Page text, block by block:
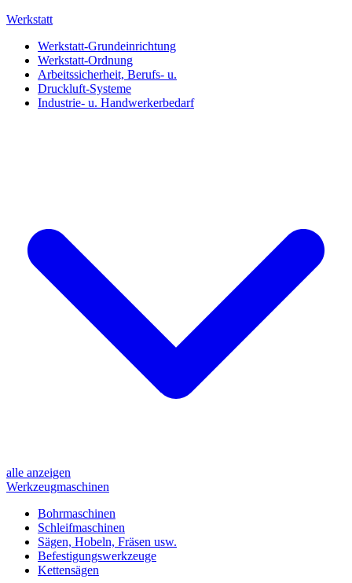
Werkstatt
Werkstatt-Grundeinrichtung
Werkstatt-Ordnung
Arbeitssicherheit, Berufs- u.
Druckluft-Systeme
Industrie- u. Handwerkerbedarf
alle anzeigen
Werkzeugmaschinen
Bohrmaschinen
Schleifmaschinen
Sägen, Hobeln, Fräsen usw.
Befestigungswerkzeuge
Kettensägen